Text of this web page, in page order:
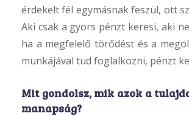
érdekelt fél egymásnak feszül, ott
Aki csak a gyors pénzt keresi, aki
ha a megfelelő törődést és a
munkájával tud foglalkozni, pénzt
Mit gondolsz, mik azok a
manapság?